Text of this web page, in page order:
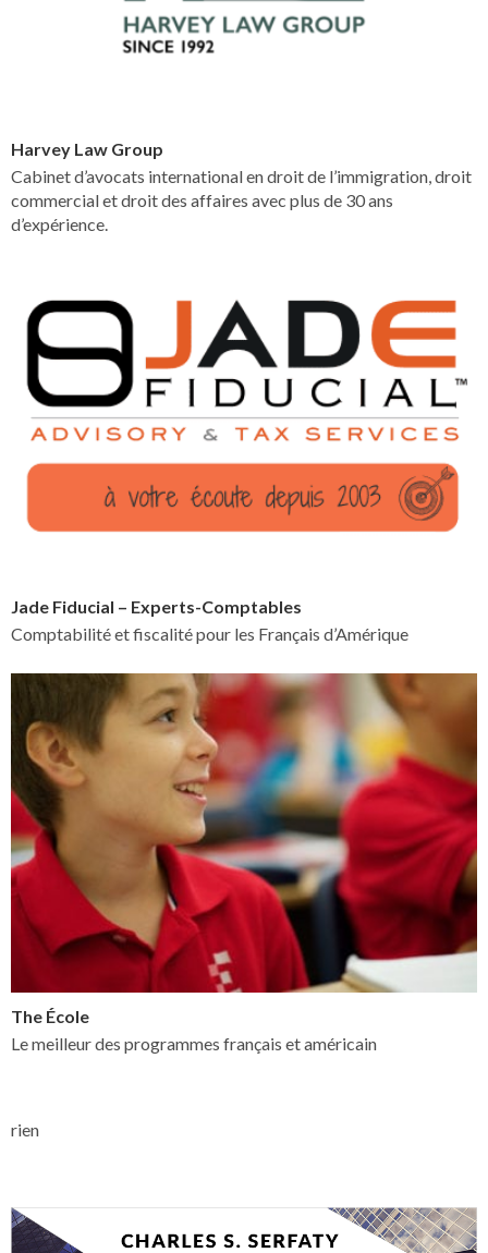
Harvey Law Group
Cabinet d’avocats international en droit de l’immigration, droit
commercial et droit des affaires avec plus de 30 ans
d’expérience.
Jade Fiducial – Experts-Comptables
Comptabilité et fiscalité pour les Français d’Amérique
The École
Le meilleur des programmes français et américain
rien